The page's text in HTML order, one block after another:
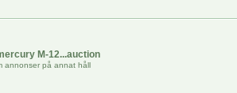
M-12...auction
annonser på annat håll